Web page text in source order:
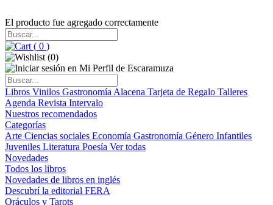
El producto fue agregado correctamente
( 0 )
(0)
Libros Vinilos Gastronomía Alacena Tarjeta de Regalo Talleres
Agenda Revista Intervalo
Nuestros recomendados
Categorías
Arte Ciencias sociales Economía Gastronomía Género Infantiles
Juveniles Literatura Poesía Ver todas
Novedades
Todos los libros
Novedades de libros en inglés
Descubrí la editorial FERA
Oráculos y Tarots